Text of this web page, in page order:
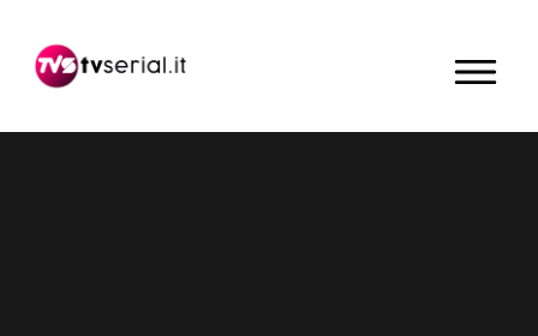
navigazione
contenuto
barra
primaria
MENU